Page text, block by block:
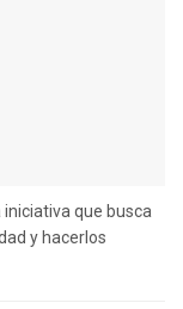
que busca
y hacerlos